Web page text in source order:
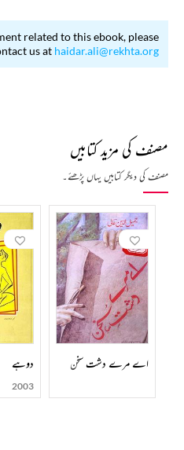
related to this ebook, please
us at haidar.ali@rekhta.org
مصنف کی مزید کتابیں
مصنف کی دیگر کتابیں یہاں پڑھئے۔
اے مرے دشت سخن دوہے
2003